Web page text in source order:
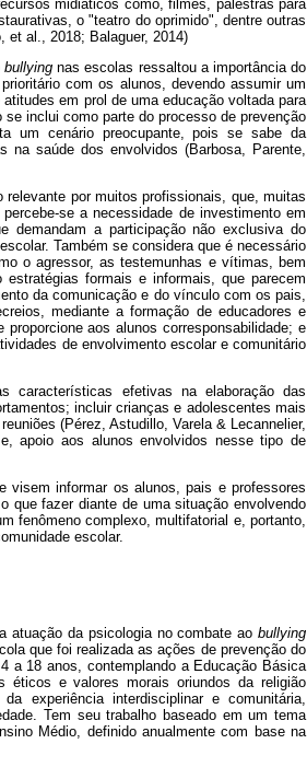
midiáticos como, filmes, palestras para
o "teatro do oprimido", dentre outras
et al., 2018; Balaguer, 2014)
bullying nas escolas ressaltou a importância do
com os alunos, devendo assumir um
em prol de uma educação voltada para
inclui como parte do processo de prevenção
um cenário preocupante, pois se sabe da
na saúde dos envolvidos (Barbosa, Parente,
por muitos profissionais, que, muitas
se a necessidade de investimento em
demandam a participação não exclusiva do
Também se considera que é necessário
o agressor, as testemunhas e vítimas, bem
formais e informais, que parecem
da comunicação e do vínculo com os pais,
mediante a formação de educadores e
aos alunos corresponsabilidade; e
de envolvimento escolar e comunitário
características efetivas na elaboração das
incluir crianças e adolescentes mais
(Pérez, Astudillo, Varela & Lecannelier,
apoio aos alunos envolvidos nesse tipo de
visem informar os alunos, pais e professores
que fazer diante de uma situação envolvendo
fenômeno complexo, multifatorial e, portanto,
escolar.
atuação da psicologia no combate ao bullying
que foi realizada as ações de prevenção do
a 18 anos, contemplando a Educação Básica
éticos e valores morais oriundos da religião
experiência interdisciplinar e comunitária,
Tem seu trabalho baseado em um tema
Médio, definido anualmente com base na